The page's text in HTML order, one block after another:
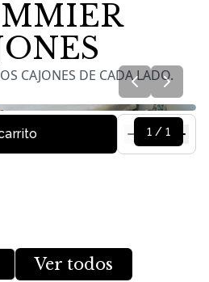
CAJONES DE CADA LADO.
1
CON CAJONES
1 / 1
Ver todos